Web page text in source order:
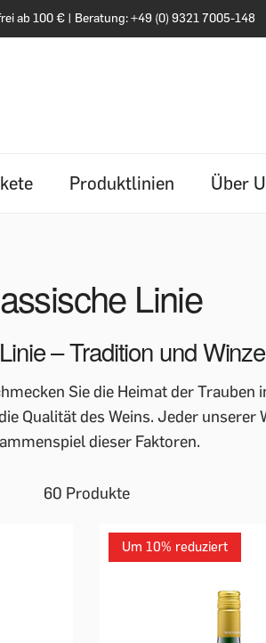
ab 100 € | Beratung: +49 (0) 9321 7005-148
Produktlinien Über
Linie
– Tradition und
Sie die Heimat der Trauben
Qualität des Weins. Jeder
dieser Faktoren.
60 Produkte
Um 10% reduziert